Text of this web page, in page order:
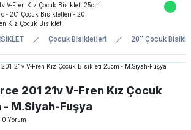
Çocuk Bisikletleri 20'' Çocuk
201 21v V-Fren Kız Çocuk
M.Siyah-Fuşya
0 Yorum